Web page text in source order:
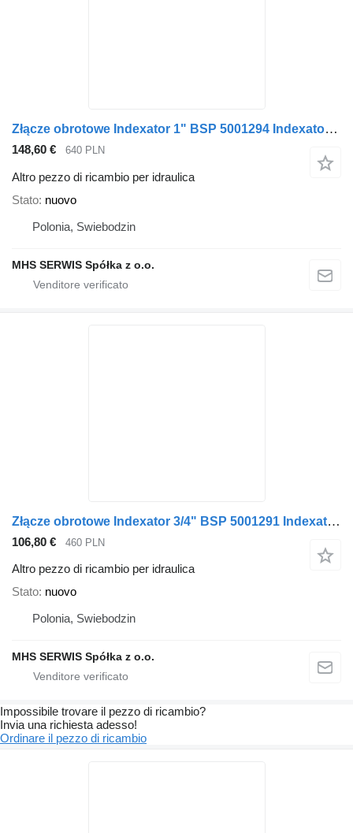
Złącze obrotowe Indexator 1" BSP 5001294 Indexator per gru per autocarro
148,60 € 640 PLN
Altro pezzo di ricambio per idraulica
Stato nuovo
Polonia, Swiebodzin
MHS SERWIS Spółka z o.o.
Złącze obrotowe Indexator 3/4" BSP 5001291 Indexator per gru per autocarro
106,80 € 460 PLN
Altro pezzo di ricambio per idraulica
Stato nuovo
Polonia, Swiebodzin
MHS SERWIS Spółka z o.o.
Impossibile trovare il pezzo di ricambio?
Invia una richiesta adesso!
Ordinare il pezzo di ricambio